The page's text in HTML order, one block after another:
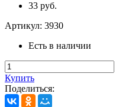
33 руб.
Артикул: 3930
Есть в наличии
Купить
Поделиться: